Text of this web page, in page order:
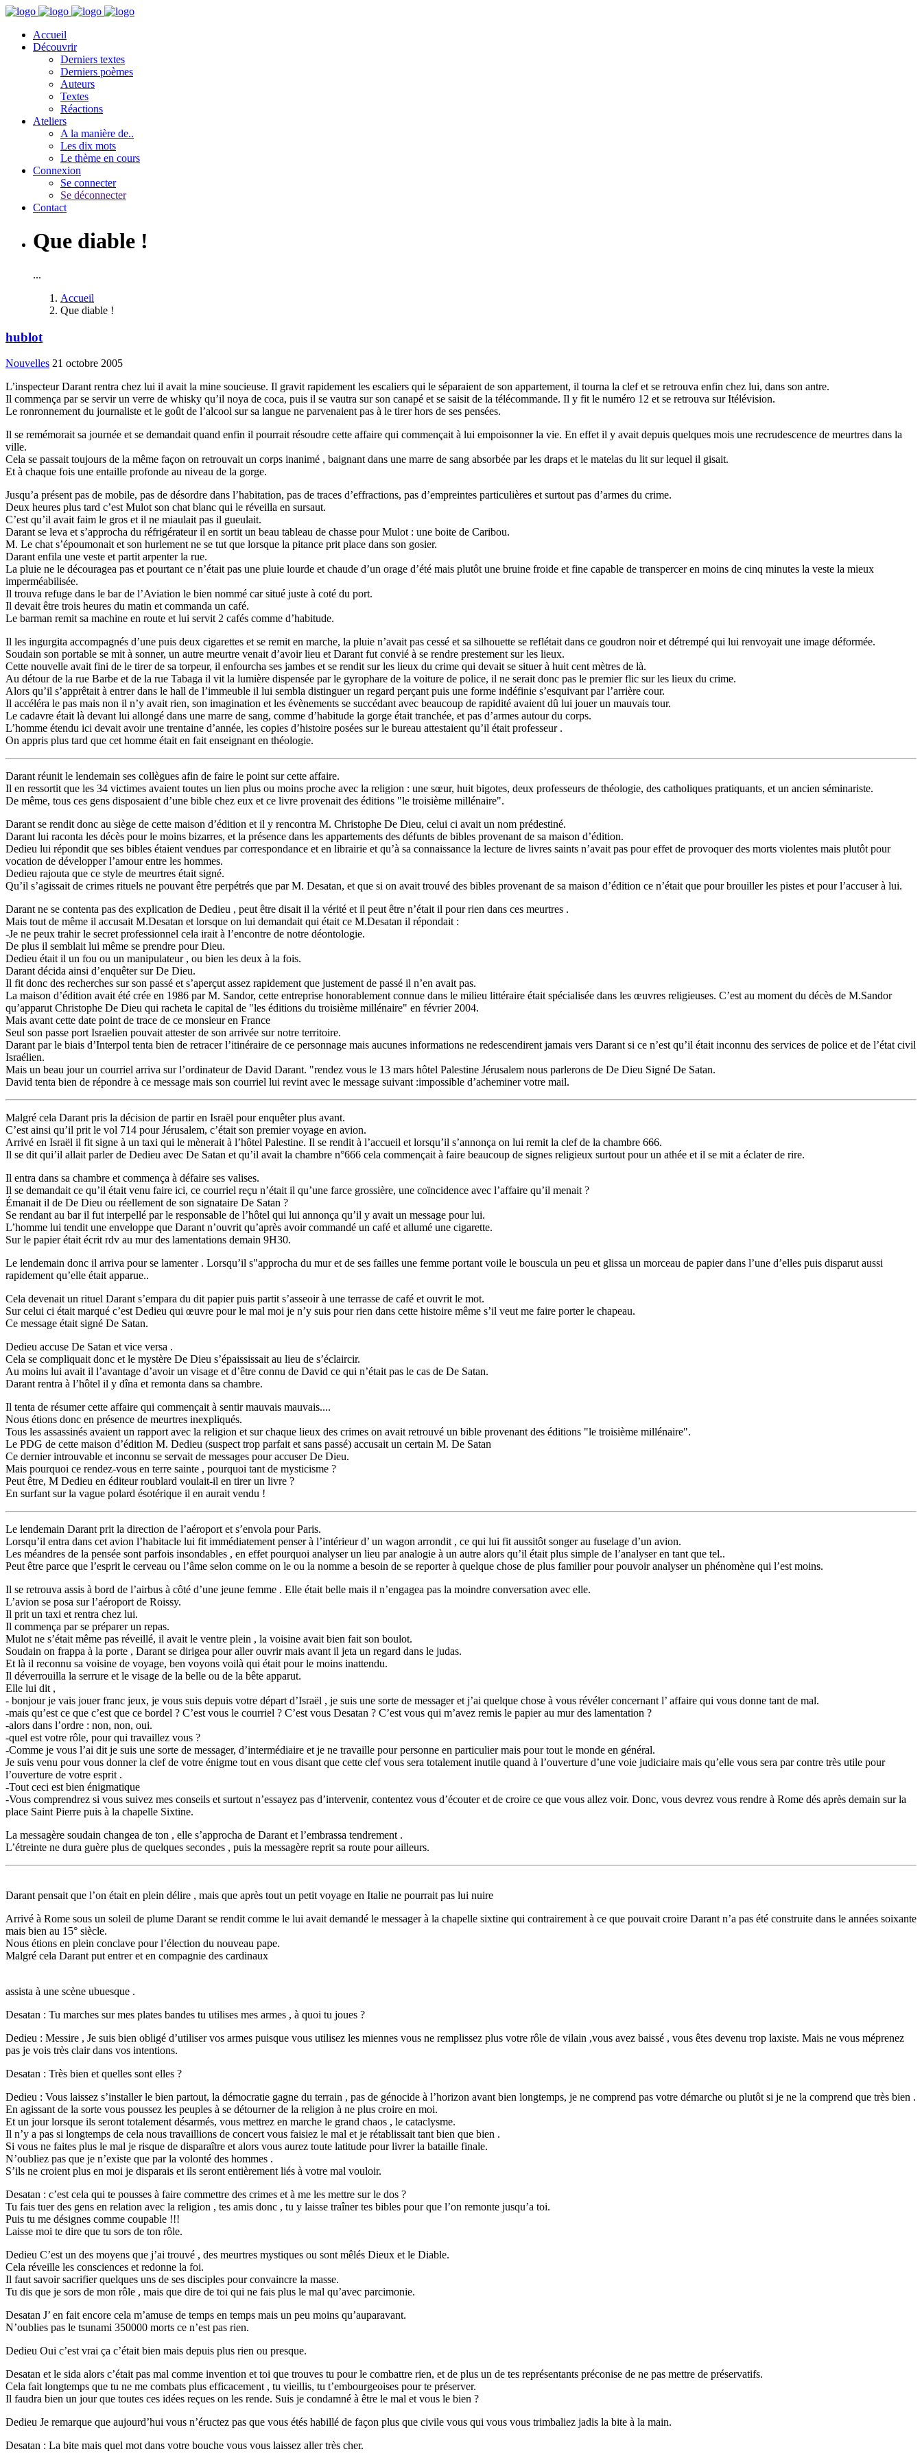
Accueil
Découvrir
Derniers textes
Derniers poèmes
Auteurs
Textes
Réactions
Ateliers
A la manière de..
Les dix mots
Le thème en cours
Connexion
Se connecter
Se déconnecter
Contact
Que diable !
...
Accueil
Que diable !
hublot
Nouvelles 21 octobre 2005
L’inspecteur Darant rentra chez lui il avait la mine soucieuse. Il gravit rapidement les escaliers qui le séparaient de son appartement, il tourna la clef et se retrouva enfin chez lui, dans son antre.
Il commença par se servir un verre de whisky qu’il noya de coca, puis il se vautra sur son canapé et se saisit de la télécommande. Il y fit le numéro 12 et se retrouva sur Itélévision.
Le ronronnement du journaliste et le goût de l’alcool sur sa langue ne parvenaient pas à le tirer hors de ses pensées.
Il se remémorait sa journée et se demandait quand enfin il pourrait résoudre cette affaire qui commençait à lui empoisonner la vie. En effet il y avait depuis quelques mois une recrudescence de meurtres dans la
ville.
Cela se passait toujours de la même façon on retrouvait un corps inanimé , baignant dans une marre de sang absorbée par les draps et le matelas du lit sur lequel il gisait.
Et à chaque fois une entaille profonde au niveau de la gorge.
Jusqu’a présent pas de mobile, pas de désordre dans l’habitation, pas de traces d’effractions, pas d’empreintes particulières et surtout pas d’armes du crime.
Deux heures plus tard c’est Mulot son chat blanc qui le réveilla en sursaut.
C’est qu’il avait faim le gros et il ne miaulait pas il gueulait.
Darant se leva et s’approcha du réfrigérateur il en sortit un beau tableau de chasse pour Mulot : une boite de Caribou.
M. Le chat s’époumonait et son hurlement ne se tut que lorsque la pitance prit place dans son gosier.
Darant enfila une veste et partit arpenter la rue.
La pluie ne le découragea pas et pourtant ce n’était pas une pluie lourde et chaude d’un orage d’été mais plutôt une bruine froide et fine capable de transpercer en moins de cinq minutes la veste la mieux
imperméabilisée.
Il trouva refuge dans le bar de l’Aviation le bien nommé car situé juste à coté du port.
Il devait être trois heures du matin et commanda un café.
Le barman remit sa machine en route et lui servit 2 cafés comme d’habitude.
Il les ingurgita accompagnés d’une puis deux cigarettes et se remit en marche, la pluie n’avait pas cessé et sa silhouette se reflétait dans ce goudron noir et détrempé qui lui renvoyait une image déformée.
Soudain son portable se mit à sonner, un autre meurtre venait d’avoir lieu et Darant fut convié à se rendre prestement sur les lieux.
Cette nouvelle avait fini de le tirer de sa torpeur, il enfourcha ses jambes et se rendit sur les lieux du crime qui devait se situer à huit cent mètres de là.
Au détour de la rue Barbe et de la rue Tabaga il vit la lumière dispensée par le gyrophare de la voiture de police, il ne serait donc pas le premier flic sur les lieux du crime.
Alors qu’il s’apprêtait à entrer dans le hall de l’immeuble il lui sembla distinguer un regard perçant puis une forme indéfinie s’esquivant par l’arrière cour.
Il accéléra le pas mais non il n’y avait rien, son imagination et les évènements se succédant avec beaucoup de rapidité avaient dû lui jouer un mauvais tour.
Le cadavre était là devant lui allongé dans une marre de sang, comme d’habitude la gorge était tranchée, et pas d’armes autour du corps.
L’homme étendu ici devait avoir une trentaine d’année, les copies d’histoire posées sur le bureau attestaient qu’il était professeur .
On appris plus tard que cet homme était en fait enseignant en théologie.
Darant réunit le lendemain ses collègues afin de faire le point sur cette affaire.
Il en ressortit que les 34 victimes avaient toutes un lien plus ou moins proche avec la religion : une sœur, huit bigotes, deux professeurs de théologie, des catholiques pratiquants, et un ancien séminariste.
De même, tous ces gens disposaient d’une bible chez eux et ce livre provenait des éditions "le troisième millénaire".
Darant se rendit donc au siège de cette maison d’édition et il y rencontra M. Christophe De Dieu, celui ci avait un nom prédestiné.
Darant lui raconta les décès pour le moins bizarres, et la présence dans les appartements des défunts de bibles provenant de sa maison d’édition.
Dedieu lui répondit que ses bibles étaient vendues par correspondance et en librairie et qu’à sa connaissance la lecture de livres saints n’avait pas pour effet de provoquer des morts violentes mais plutôt pour
vocation de développer l’amour entre les hommes.
Dedieu rajouta que ce style de meurtres était signé.
Qu’il s’agissait de crimes rituels ne pouvant être perpétrés que par M. Desatan, et que si on avait trouvé des bibles provenant de sa maison d’édition ce n’était que pour brouiller les pistes et pour l’accuser à lui.
Darant ne se contenta pas des explication de Dedieu , peut être disait il la vérité et il peut être n’était il pour rien dans ces meurtres .
Mais tout de même il accusait M.Desatan et lorsque on lui demandait qui était ce M.Desatan il répondait :
-Je ne peux trahir le secret professionnel cela irait à l’encontre de notre déontologie.
De plus il semblait lui même se prendre pour Dieu.
Dedieu était il un fou ou un manipulateur , ou bien les deux à la fois.
Darant décida ainsi d’enquêter sur De Dieu.
Il fit donc des recherches sur son passé et s’aperçut assez rapidement que justement de passé il n’en avait pas.
La maison d’édition avait été crée en 1986 par M. Sandor, cette entreprise honorablement connue dans le milieu littéraire était spécialisée dans les œuvres religieuses. C’est au moment du décès de M.Sandor
qu’apparut Christophe De Dieu qui racheta le capital de "les éditions du troisième millénaire" en février 2004.
Mais avant cette date point de trace de ce monsieur en France
Seul son passe port Israelien pouvait attester de son arrivée sur notre territoire.
Darant par le biais d’Interpol tenta bien de retracer l’itinéraire de ce personnage mais aucunes informations ne redescendirent jamais vers Darant si ce n’est qu’il était inconnu des services de police et de l’état civil
Israélien.
Mais un beau jour un courriel arriva sur l’ordinateur de David Darant. "rendez vous le 13 mars hôtel Palestine Jérusalem nous parlerons de De Dieu Signé De Satan.
David tenta bien de répondre à ce message mais son courriel lui revint avec le message suivant :impossible d’acheminer votre mail.
Malgré cela Darant pris la décision de partir en Israël pour enquêter plus avant.
C’est ainsi qu’il prit le vol 714 pour Jérusalem, c’était son premier voyage en avion.
Arrivé en Israël il fit signe à un taxi qui le mènerait à l’hôtel Palestine. Il se rendit à l’accueil et lorsqu’il s’annonça on lui remit la clef de la chambre 666.
Il se dit qui’il allait parler de Dedieu avec De Satan et qu’il avait la chambre n°666 cela commençait à faire beaucoup de signes religieux surtout pour un athée et il se mit a éclater de rire.
Il entra dans sa chambre et commença à défaire ses valises.
Il se demandait ce qu’il était venu faire ici, ce courriel reçu n’était il qu’une farce grossière, une coïncidence avec l’affaire qu’il menait ?
Émanait il de De Dieu ou réellement de son signataire De Satan ?
Se rendant au bar il fut interpellé par le responsable de l’hôtel qui lui annonça qu’il y avait un message pour lui.
L’homme lui tendit une enveloppe que Darant n’ouvrit qu’après avoir commandé un café et allumé une cigarette.
Sur le papier était écrit rdv au mur des lamentations demain 9H30.
Le lendemain donc il arriva pour se lamenter . Lorsqu’il s"approcha du mur et de ses failles une femme portant voile le bouscula un peu et glissa un morceau de papier dans l’une d’elles puis disparut aussi
rapidement qu’elle était apparue..
Cela devenait un rituel Darant s’empara du dit papier puis partit s’asseoir à une terrasse de café et ouvrit le mot.
Sur celui ci était marqué c’est Dedieu qui œuvre pour le mal moi je n’y suis pour rien dans cette histoire même s’il veut me faire porter le chapeau.
Ce message était signé De Satan.
Dedieu accuse De Satan et vice versa .
Cela se compliquait donc et le mystère De Dieu s’épaississait au lieu de s’éclaircir.
Au moins lui avait il l’avantage d’avoir un visage et d’être connu de David ce qui n’était pas le cas de De Satan.
Darant rentra à l’hôtel il y dîna et remonta dans sa chambre.
Il tenta de résumer cette affaire qui commençait à sentir mauvais mauvais....
Nous étions donc en présence de meurtres inexpliqués.
Tous les assassinés avaient un rapport avec la religion et sur chaque lieux des crimes on avait retrouvé un bible provenant des éditions "le troisième millénaire".
Le PDG de cette maison d’édition M. Dedieu (suspect trop parfait et sans passé) accusait un certain M. De Satan
Ce dernier introuvable et inconnu se servait de messages pour accuser De Dieu.
Mais pourquoi ce rendez-vous en terre sainte , pourquoi tant de mysticisme ?
Peut être, M Dedieu en éditeur roublard voulait-il en tirer un livre ?
En surfant sur la vague polard ésotérique il en aurait vendu !
Le lendemain Darant prit la direction de l’aéroport et s’envola pour Paris.
Lorsqu’il entra dans cet avion l’habitacle lui fit immédiatement penser à l’intérieur d’ un wagon arrondit , ce qui lui fit aussitôt songer au fuselage d’un avion.
Les méandres de la pensée sont parfois insondables , en effet pourquoi analyser un lieu par analogie à un autre alors qu’il était plus simple de l’analyser en tant que tel..
Peut être parce que l’esprit le cerveau ou l’âme selon comme on le ou la nomme a besoin de se reporter à quelque chose de plus familier pour pouvoir analyser un phénomène qui l’est moins.
Il se retrouva assis à bord de l’airbus à côté d’une jeune femme . Elle était belle mais il n’engagea pas la moindre conversation avec elle.
L’avion se posa sur l’aéroport de Roissy.
Il prit un taxi et rentra chez lui.
Il commença par se préparer un repas.
Mulot ne s’était même pas réveillé, il avait le ventre plein , la voisine avait bien fait son boulot.
Soudain on frappa à la porte , Darant se dirigea pour aller ouvrir mais avant il jeta un regard dans le judas.
Et là il reconnu sa voisine de voyage, ben voyons voilà qui était pour le moins inattendu.
Il déverrouilla la serrure et le visage de la belle ou de la bête apparut.
Elle lui dit ,
- bonjour je vais jouer franc jeux, je vous suis depuis votre départ d’Israël , je suis une sorte de messager et j’ai quelque chose à vous révéler concernant l’ affaire qui vous donne tant de mal.
-mais qu’est ce que c’est que ce bordel ? C’est vous le courriel ? C’est vous Desatan ? C’est vous qui m’avez remis le papier au mur des lamentation ?
-alors dans l’ordre : non, non, oui.
-quel est votre rôle, pour qui travaillez vous ?
-Comme je vous l’ai dit je suis une sorte de messager, d’intermédiaire et je ne travaille pour personne en particulier mais pour tout le monde en général.
Je suis venu pour vous donner la clef de votre énigme tout en vous disant que cette clef vous sera totalement inutile quand à l’ouverture d’une voie judiciaire mais qu’elle vous sera par contre très utile pour
l’ouverture de votre esprit .
-Tout ceci est bien énigmatique
-Vous comprendrez si vous suivez mes conseils et surtout n’essayez pas d’intervenir, contentez vous d’écouter et de croire ce que vous allez voir. Donc, vous devrez vous rendre à Rome dés après demain sur la
place Saint Pierre puis à la chapelle Sixtine.
La messagère soudain changea de ton , elle s’approcha de Darant et l’embrassa tendrement .
L’étreinte ne dura guère plus de quelques secondes , puis la messagère reprit sa route pour ailleurs.
Darant pensait que l’on était en plein délire , mais que après tout un petit voyage en Italie ne pourrait pas lui nuire
Arrivé à Rome sous un soleil de plume Darant se rendit comme le lui avait demandé le messager à la chapelle sixtine qui contrairement à ce que pouvait croire Darant n’a pas été construite dans le années soixante
mais bien au 15° siècle.
Nous étions en plein conclave pour l’élection du nouveau pape.
Malgré cela Darant put entrer et en compagnie des cardinaux
assista à une scène ubuesque .
Desatan : Tu marches sur mes plates bandes tu utilises mes armes , à quoi tu joues ?
Dedieu : Messire , Je suis bien obligé d’utiliser vos armes puisque vous utilisez les miennes vous ne remplissez plus votre rôle de vilain ,vous avez baissé , vous êtes devenu trop laxiste. Mais ne vous méprenez
pas je vois très clair dans vos intentions.
Desatan : Très bien et quelles sont elles ?
Dedieu : Vous laissez s’installer le bien partout, la démocratie gagne du terrain , pas de génocide à l’horizon avant bien longtemps, je ne comprend pas votre démarche ou plutôt si je ne la comprend que très bien .
En agissant de la sorte vous poussez les peuples à se détourner de la religion à ne plus croire en moi.
Et un jour lorsque ils seront totalement désarmés, vous mettrez en marche le grand chaos , le cataclysme.
Il n’y a pas si longtemps de cela nous travaillions de concert vous faisiez le mal et je rétablissait tant bien que bien .
Si vous ne faites plus le mal je risque de disparaître et alors vous aurez toute latitude pour livrer la bataille finale.
N’oubliez pas que je n’existe que par la volonté des hommes .
S’ils ne croient plus en moi je disparais et ils seront entièrement liés à votre mal vouloir.
Desatan : c’est cela qui te pousses à faire commettre des crimes et à me les mettre sur le dos ?
Tu fais tuer des gens en relation avec la religion , tes amis donc , tu y laisse traîner tes bibles pour que l’on remonte jusqu’a toi.
Puis tu me désignes comme coupable !!!
Laisse moi te dire que tu sors de ton rôle.
Dedieu C’est un des moyens que j’ai trouvé , des meurtres mystiques ou sont mêlés Dieux et le Diable.
Cela réveille les consciences et redonne la foi.
Il faut savoir sacrifier quelques uns de ses disciples pour convaincre la masse.
Tu dis que je sors de mon rôle , mais que dire de toi qui ne fais plus le mal qu’avec parcimonie.
Desatan J’ en fait encore cela m’amuse de temps en temps mais un peu moins qu’auparavant.
N’oublies pas le tsunami 350000 morts ce n’est pas rien.
Dedieu Oui c’est vrai ça c’était bien mais depuis plus rien ou presque.
Desatan et le sida alors c’était pas mal comme invention et toi que trouves tu pour le combattre rien, et de plus un de tes représentants préconise de ne pas mettre de préservatifs.
Cela fait longtemps que tu ne me combats plus efficacement , tu vieillis, tu t’embourgeoises pour te préserver.
Il faudra bien un jour que toutes ces idées reçues on les rende. Suis je condamné à être le mal et vous le bien ?
Dedieu Je remarque que aujourd’hui vous n’éructez pas que vous étés habillé de façon plus que civile vous qui vous vous trimbaliez jadis la bite à la main.
Desatan : La bite mais quel mot dans votre bouche vous vous laissez aller très cher.